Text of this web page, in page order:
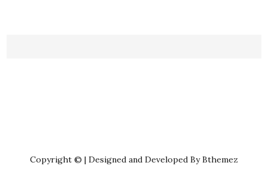
Copyright © | Designed and Developed By Bthemez